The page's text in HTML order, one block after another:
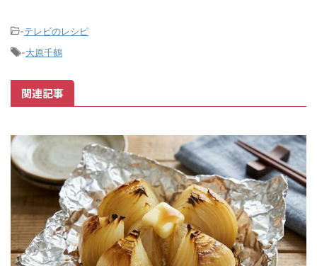
-テレビのレシピ
-大原千鶴
関連記事